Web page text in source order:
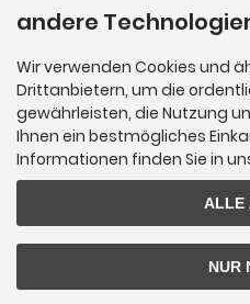
andere
Wir verwenden Cookies und
Drittanbietern, um die
gewährleisten, die Nutzung
Ihnen ein bestmögliches
Informationen finden Sie in
ALLE
NUR